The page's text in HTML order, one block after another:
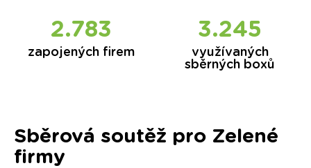
2.851
zapojených firem
3.320
využívaných
sběrných boxů
Sběrová soutěž pro Zelené
firmy